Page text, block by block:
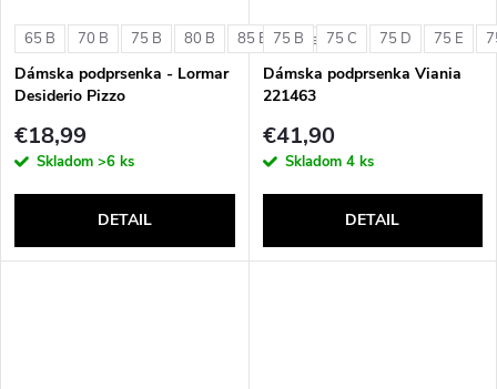
65 B 70 B 75 B 80 B 85 B + ďalšie
Dámska podprsenka - Lormar
Desiderio Pizzo
€18,99
Skladom >6 ks
DETAIL
75 B 75 C 75 D 75 E
Dámska podprsenka Viania
221463
€41,90
Skladom 4 ks
DETAIL